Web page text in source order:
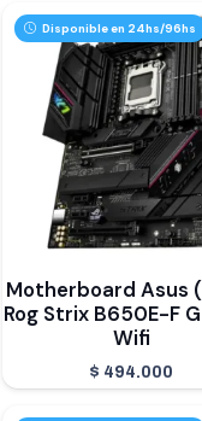
Disponible en 24hs/96hs
Motherboard Asus
Rog Strix B650E-F
Wifi
$ 494.000